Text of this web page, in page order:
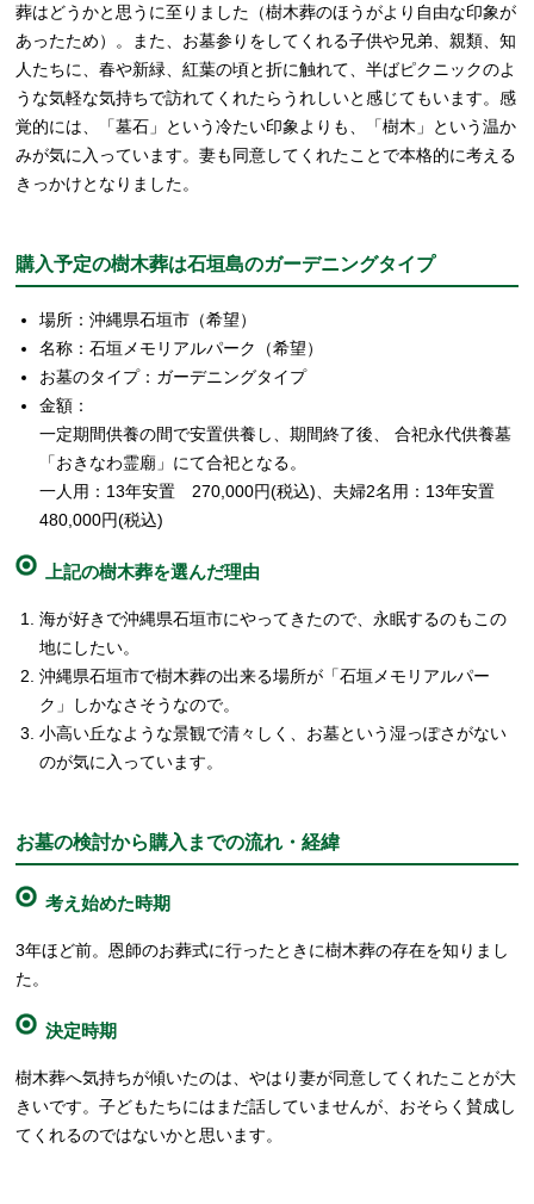
葬はどうかと思うに至りました（樹木葬のほうがより自由な印象が
あったため）。また、お墓参りをしてくれる子供や兄弟、親類、知
人たちに、春や新緑、紅葉の頃と折に触れて、半ばピクニックのよ
うな気軽な気持ちで訪れてくれたらうれしいと感じてもいます。感
覚的には、「墓石」という冷たい印象よりも、「樹木」という温か
みが気に入っています。妻も同意してくれたことで本格的に考える
きっかけとなりました。
購入予定の樹木葬は石垣島のガーデニングタイプ
場所：沖縄県石垣市（希望）
名称：石垣メモリアルパーク（希望）
お墓のタイプ：ガーデニングタイプ
金額：
一定期間供養の間で安置供養し、期間終了後、 合祀永代供養墓
「おきなわ霊廟」にて合祀となる。
一人用：13年安置 270,000円(税込)、夫婦2名用：13年安置
480,000円(税込)
上記の樹木葬を選んだ理由
海が好きで沖縄県石垣市にやってきたので、永眠するのもこの
地にしたい。
沖縄県石垣市で樹木葬の出来る場所が「石垣メモリアルパー
ク」しかなさそうなので。
小高い丘なような景観で清々しく、お墓という湿っぽさがない
のが気に入っています。
お墓の検討から購入までの流れ・経緯
考え始めた時期
3年ほど前。恩師のお葬式に行ったときに樹木葬の存在を知りまし
た。
決定時期
樹木葬へ気持ちが傾いたのは、やはり妻が同意してくれたことが大
きいです。子どもたちにはまだ話していませんが、おそらく賛成し
てくれるのではないかと思います。